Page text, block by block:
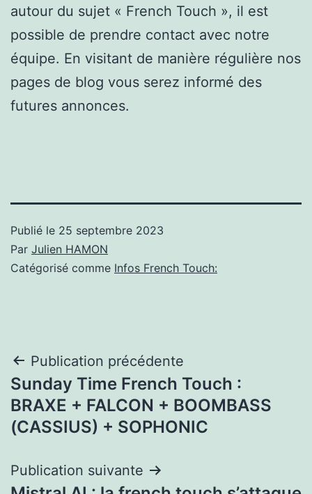
autour du sujet « French Touch », il est
possible de prendre contact avec notre
équipe. En visitant de manière régulière nos
pages de blog vous serez informé des
futures annonces.
Publié le 25 septembre 2023
Par Julien HAMON
Catégorisé comme Infos French Touch:
Navigation
de
l’article
Publication précédente
Sunday Time French Touch :
BRAXE + FALCON + BOOMBASS
(CASSIUS) + SOPHONIC
Publication suivante